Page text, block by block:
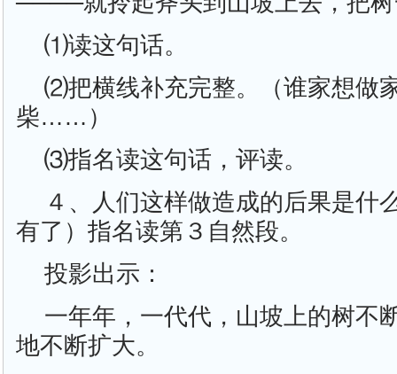
⑴读这句话。
⑵把横线补充完整。（谁家想做
柴……）
⑶指名读这句话，评读。
４、人们这样做造成的后果是什
有了）指名读第３自然段。
投影出示：
一年年，一代代，山坡上的树不
地不断扩大。